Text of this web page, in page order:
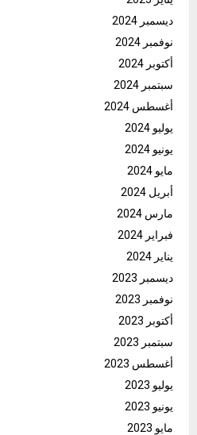
ديسمبر 2024
نوفمبر 2024
أكتوبر 2024
سبتمبر 2024
أغسطس 2024
يوليو 2024
يونيو 2024
مايو 2024
أبريل 2024
مارس 2024
فبراير 2024
يناير 2024
ديسمبر 2023
نوفمبر 2023
أكتوبر 2023
سبتمبر 2023
أغسطس 2023
يوليو 2023
يونيو 2023
مايو 2023